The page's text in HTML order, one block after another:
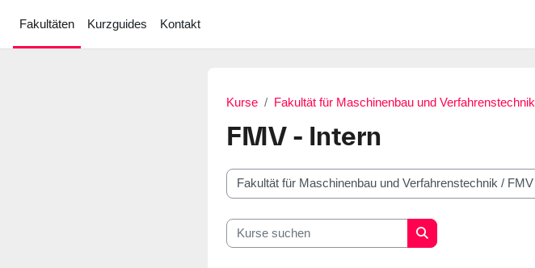
Fakultäten
Kurzguides Kontakt
Kurse
Fakultät für Maschinenbau und Verfahrenstechnik
FMV - Intern
Kursbereiche
Kurse suchen
Kurse suchen